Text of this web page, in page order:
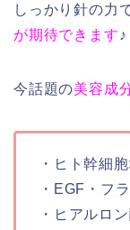
しっかり針の力
が期待できます♪
今話題の美容成
・ヒト幹細
・EGF・フ
・ヒアルロ